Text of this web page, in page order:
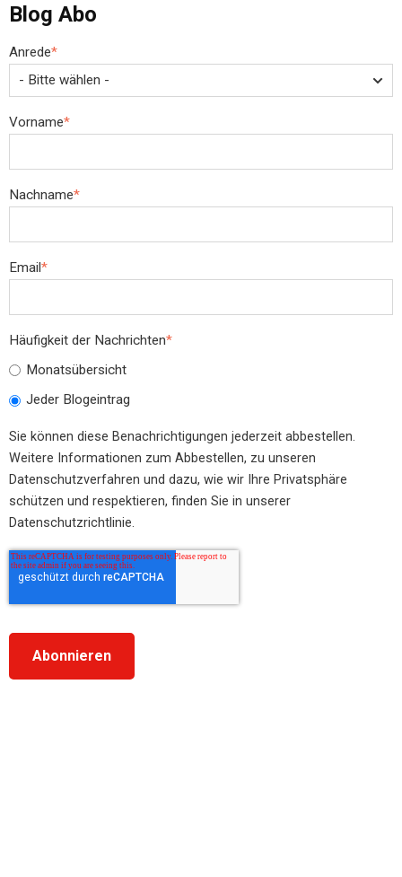
Blog Abo
Anrede*
Vorname*
Nachname*
Email*
Häufigkeit der Nachrichten*
Monatsübersicht
Jeder Blogeintrag
Sie können diese Benachrichtigungen jederzeit abbestellen.
Weitere Informationen zum Abbestellen, zu unseren
Datenschutzverfahren und dazu, wie wir Ihre Privatsphäre
schützen und respektieren, finden Sie in unserer
Datenschutzrichtlinie.